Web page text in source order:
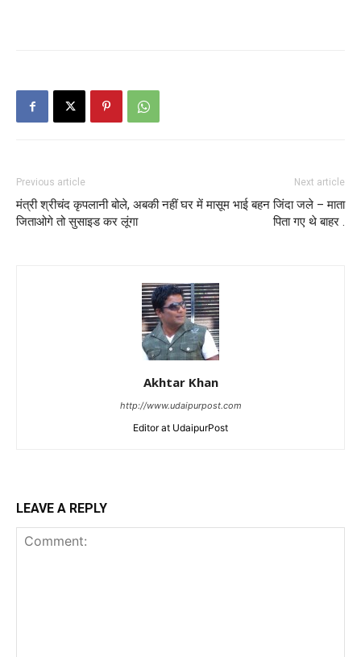
Previous article
मंत्री श्रीचंद कृपलानी बोले, अबकी नहीं
जिताओगे तो सुसाइड कर लूंगा
Next article
घर में मासूम भाई बहन जिंदा जले – माता
पिता गए थे बाहर .
Akhtar Khan
http://www.udaipurpost.com
Editor at UdaipurPost
LEAVE A REPLY